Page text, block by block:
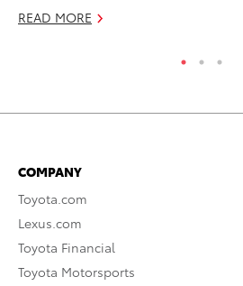
READ MORE
COMPANY
Toyota.com
Lexus.com
Toyota Financial
Toyota Motorsports